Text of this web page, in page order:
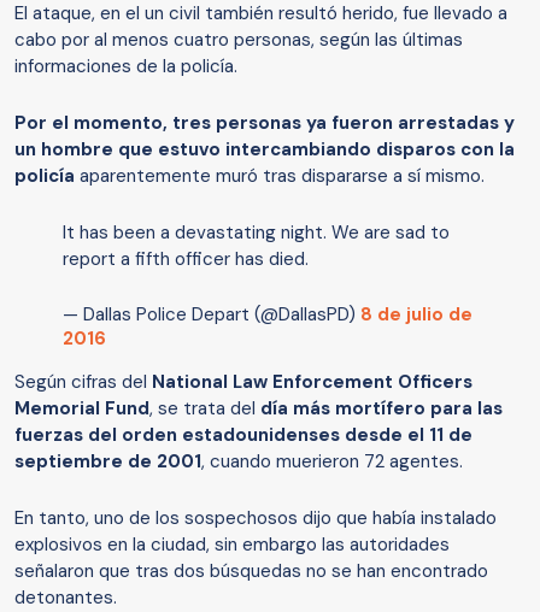
El ataque, en el un civil también resultó herido, fue llevado a
cabo por al menos cuatro personas, según las últimas
informaciones de la policía.
Por el momento, tres personas ya fueron arrestadas y
un hombre que estuvo intercambiando disparos con la
policía aparentemente muró tras dispararse a sí mismo.
It has been a devastating night. We are sad to
report a fifth officer has died.
— Dallas Police Depart (@DallasPD) 8 de julio de
2016
Según cifras del National Law Enforcement Officers
Memorial Fund, se trata del día más mortífero para las
fuerzas del orden estadounidenses desde el 11 de
septiembre de 2001, cuando muerieron 72 agentes.
En tanto, uno de los sospechosos dijo que había instalado
explosivos en la ciudad, sin embargo las autoridades
señalaron que tras dos búsquedas no se han encontrado
detonantes.